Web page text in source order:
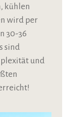
kühlen
wird per
30-36
sind
und